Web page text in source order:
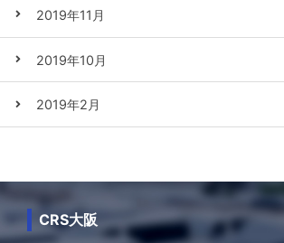
2019年11月
2019年10月
2019年2月
CRS大阪